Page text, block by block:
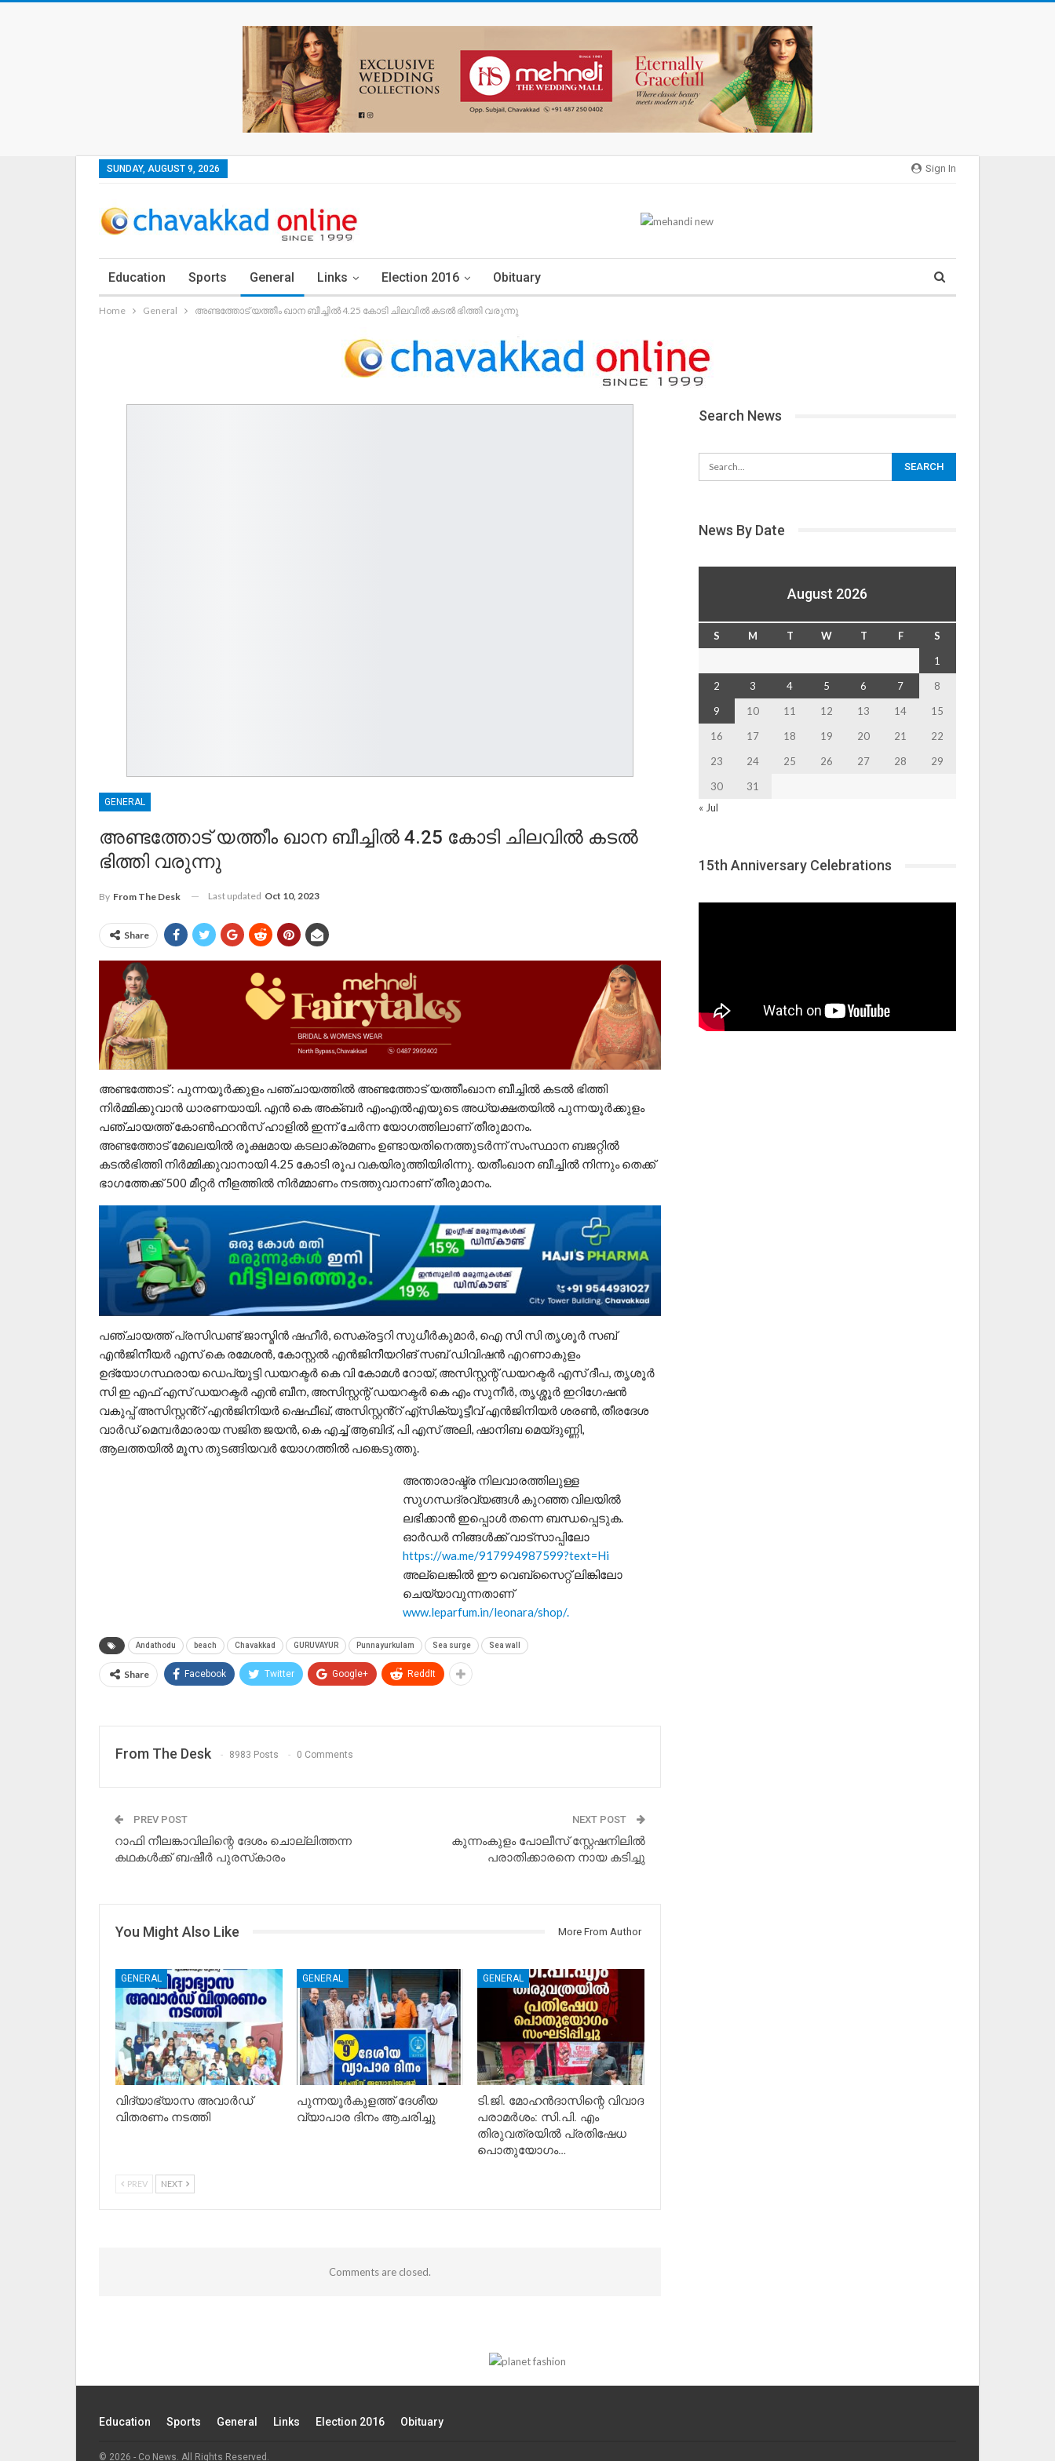
Sign In
SUNDAY, AUGUST 9, 2026
Education Sports General Links Election 2016 Obituary
Home General അണ്ടത്തോട് യത്തീം ഖാന ബീച്ചിൽ 4.25 കോടി ചിലവിൽ കടൽ ഭിത്തി വരുന്നു
GENERAL
അണ്ടത്തോട് യത്തീം ഖാന ബീച്ചിൽ 4.25 കോടി ചിലവിൽ കടൽ
ഭിത്തി വരുന്നു
By From The Desk Last updated Oct 10, 2023
Share
അണ്ടത്തോട് : പുന്നയൂർക്കുളം പഞ്ചായത്തിൽ അണ്ടത്തോട് യത്തീംഖാന ബീച്ചിൽ കടൽ ഭിത്തി
നിർമ്മിക്കുവാൻ ധാരണയായി. എൻ കെ അക്ബർ എംഎൽഎയുടെ അധ്യക്ഷതയിൽ പുന്നയൂർക്കുളം
പഞ്ചായത്ത് കോൺഫറൻസ് ഹാളിൽ ഇന്ന് ചേർന്ന യോഗത്തിലാണ് തീരുമാനം.
അണ്ടത്തോട് മേഖലയിൽ രൂക്ഷമായ കടലാക്രമണം ഉണ്ടായതിനെത്തുടർന്ന് സംസ്ഥാന ബജറ്റിൽ
കടൽഭിത്തി നിർമ്മിക്കുവാനായി 4.25 കോടി രൂപ വകയിരുത്തിയിരിന്നു. യതീംഖാന ബീച്ചിൽ നിന്നും തെക്ക്
ഭാഗത്തേക്ക്‌ 500 മീറ്റർ നീളത്തിൽ നിർമ്മാണം നടത്തുവാനാണ് തീരുമാനം.
പഞ്ചായത്ത് പ്രസിഡണ്ട് ജാസ്മിൻ ഷഹീർ, സെക്രട്ടറി സുധീർകുമാർ, ഐ സി സി തൃശൂർ സബ്
എൻജിനീയർ എസ് കെ രമേശൻ, കോസ്റ്റൽ എൻജിനീയറിങ് സബ് ഡിവിഷൻ എറണാകുളം
ഉദ്യോഗസ്ഥരായ ഡെപ്യൂട്ടി ഡയറക്ടർ കെ വി കോമൾ റോയ്, അസിസ്റ്റന്റ് ഡയറക്ടർ എസ് ദീപ, തൃശൂർ
സി ഇ എഫ് എസ് ഡയറക്ടർ എൻ ബീന, അസിസ്റ്റന്റ് ഡയറക്ടർ കെ എം സുനീർ, തൃശ്ശൂർ ഇറിഗേഷൻ
വകുപ്പ് അസിസ്റ്റൻ്റ് എൻജിനിയർ ഷെഫീഖ്, അസിസ്റ്റൻ്റ് എ്സിക്യൂട്ടീവ് എൻജിനിയർ ശരൺ, തീരദേശ
വാർഡ് മെമ്പർമാരായ സജിത ജയൻ, കെ എച്ച് ആബിദ്, പി എസ് അലി, ഷാനിബ മെയ്‌ദുണ്ണി,
ആലത്തയിൽ മൂസ തുടങ്ങിയവർ യോഗത്തിൽ പങ്കെടുത്തു.
അന്താരാഷ്ട്ര നിലവാരത്തിലുള്ള
സുഗന്ധദ്രവ്യങ്ങൾ കുറഞ്ഞ വിലയിൽ
ലഭിക്കാൻ ഇപ്പൊൾ തന്നെ ബന്ധപ്പെടുക.
ഓർഡർ നിങ്ങൾക്ക് വാട്സാപ്പിലോ
https://wa.me/917994987599?text=Hi
അല്ലെങ്കിൽ ഈ വെബ്സൈറ്റ് ലിങ്കിലോ
ചെയ്യാവുന്നതാണ്
www.leparfum.in/leonara/shop/.
Andathodu beach Chavakkad GURUVAYUR Punnayurkulam Sea surge Sea wall
Share Facebook Twitter Google+ ReddIt
From The Desk 8983 Posts 0 Comments
PREV POST
റാഫി നീലങ്കാവിലിന്റെ ദേശം ചൊല്ലിത്തന്ന
കഥകൾക്ക്‌ ബഷീർ പുരസ്‌കാരം
NEXT POST
കുന്നംകുളം പോലീസ് സ്റ്റേഷനിലിൽ
പരാതിക്കാരനെ നായ കടിച്ചു
You Might Also Like More From Author
GENERAL
വിദ്യാഭ്യാസ അവാർഡ്
വിതരണം നടത്തി
GENERAL
പുന്നയൂർകുളത്ത് ദേശീയ
വ്യാപാര ദിനം ആചരിച്ചു
GENERAL
ടി.ജി. മോഹൻദാസിന്റെ വിവാദ
പരാമർശം: സി.പി. എം
തിരുവത്രയിൽ പ്രതിഷേധ
പൊതുയോഗം…
PREV NEXT
Comments are closed.
Search News
News By Date
August 2026
S M T W T F
S
1
2
3 4 5 6 7
8
9
10 11 12 13 14
15
16
17 18 19 20 21
22
23
24 25 26 27 28
29
30
31
« Jul
15th Anniversary Celebrations
Education Sports General Links Election 2016 Obituary
© 2026 - Co News. All Rights Reserved.